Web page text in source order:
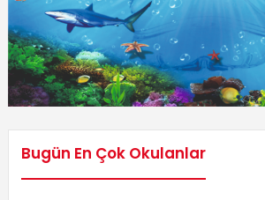
Bugün En Çok Okulanlar